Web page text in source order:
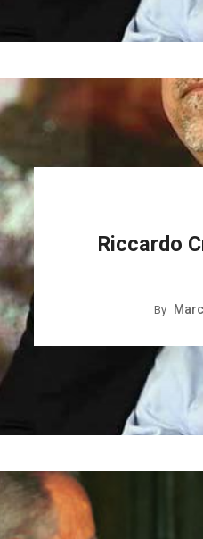
Riccardo
By